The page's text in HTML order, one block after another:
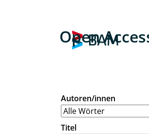
Open
Autoren/innen
Titel